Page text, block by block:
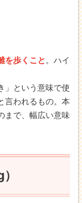
を歩くこと。ハイ
」という意味で使
言われるもの。本
まで、幅広い意味